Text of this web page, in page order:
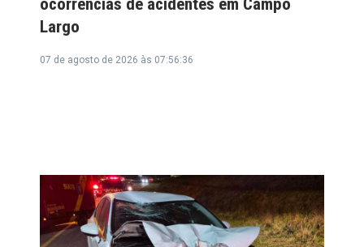
Largo
07 de agosto de 2026 às 07:56:36